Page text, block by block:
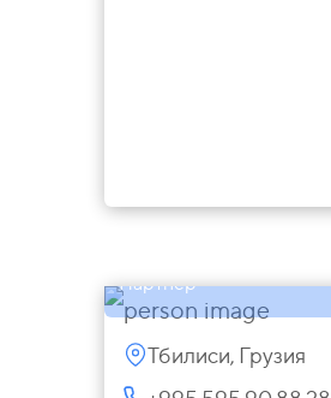
Партнер
Тбилиси, Грузия